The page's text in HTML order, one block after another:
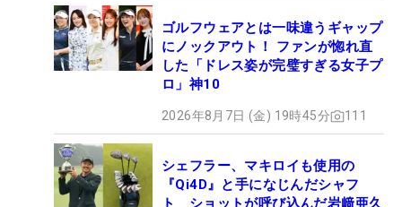
ゴルフウェアとは一味違うギャップ
にノックアウト！ ファンが惚れ直
した「ドレス姿が完璧すぎる女子プ
ロ」神10
2026年8月7日 (金) 19時45分 111
シェフラー、マキロイも使用の
『Qi4D』と手になじんだシャフ
ト ショットが呼び込んだ岩﨑亜久